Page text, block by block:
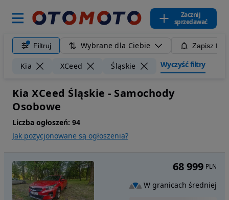
Zacznij
sprzedawać
Filtruj Wybrane dla Ciebie Zapisz
Kia XCeed Śląskie Wyczyść filtry
Kia XCeed Śląskie - Samochody
Osobowe
Liczba ogłoszeń: 94
Jak pozycjonowane są ogłoszenia?
68 999 PLN
W granicach średniej